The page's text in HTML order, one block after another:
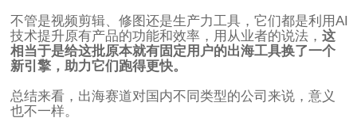
不管是视频剪辑、修图还是生产力工具，它们都是利用AI
技术提升原有产品的功能和效率，用从业者的说法，这
相当于是给这批原本就有固定用户的出海工具换了一个
新引擎，助力它们跑得更快。
总结来看，出海赛道对国内不同类型的公司来说，意义
也不一样。